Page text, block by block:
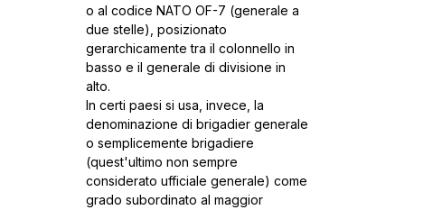
o al codice NATO OF-7 (generale a
due stelle), posizionato
gerarchicamente tra il colonnello in
basso e il generale di divisione in
alto.
In certi paesi si usa, invece, la
denominazione di brigadier generale
o semplicemente brigadiere
(quest'ultimo non sempre
considerato ufficiale generale) come
grado subordinato al maggior